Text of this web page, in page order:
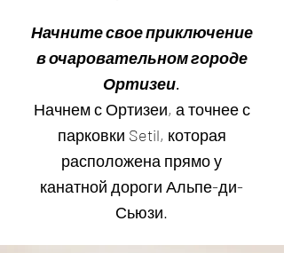
Начните свое приключение
в очаровательном городе
Ортизеи.
Начнем с Ортизеи, а точнее с
парковки Setil, которая
расположена прямо у
канатной дороги Альпе-ди-
Сьюзи.